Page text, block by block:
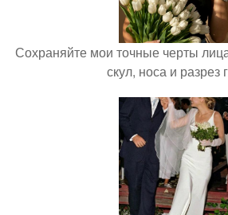
Сохраняйте мои точные черты
скул, носа и разрез